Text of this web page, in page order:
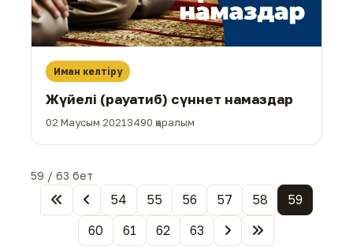
Иман келтіру
Жүйелі (рауатиб) сүннет намаздар
02 Маусым 2021 3490 қаралым
59 / 63 бет
54 55 56 57 58
59
60
61 62 63